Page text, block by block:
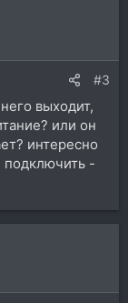
#3
выходит,
или он
интересно
подключить -